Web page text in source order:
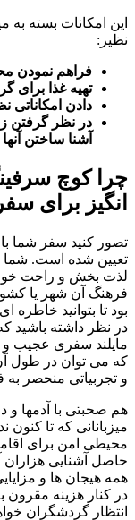
این امکانات بسته
نظیر:
فراهم نمودن
تهیه غذا برای
دادن امکاناتی
در نظر گرفتن
آشنا ساختن
چرا کوچ
انگیز برای
تصور کنید سفر شما
تعیین شده است.
لذت بخش و راحت
فرهنگ آن شهر یا
بود تا بتوانید خاطره
در نظر داشته باشید
مایلند سفری عجیب و
که می توان در طول
و تجربیاتی منحصر
هم صحبتی با آدمها و
میزبانانی که تا کنون
محیطی امن برای
حاصل آشنایی هزاران
همه هیجان ها و
در کنار هزینه مقرون
انتظار گردشگران